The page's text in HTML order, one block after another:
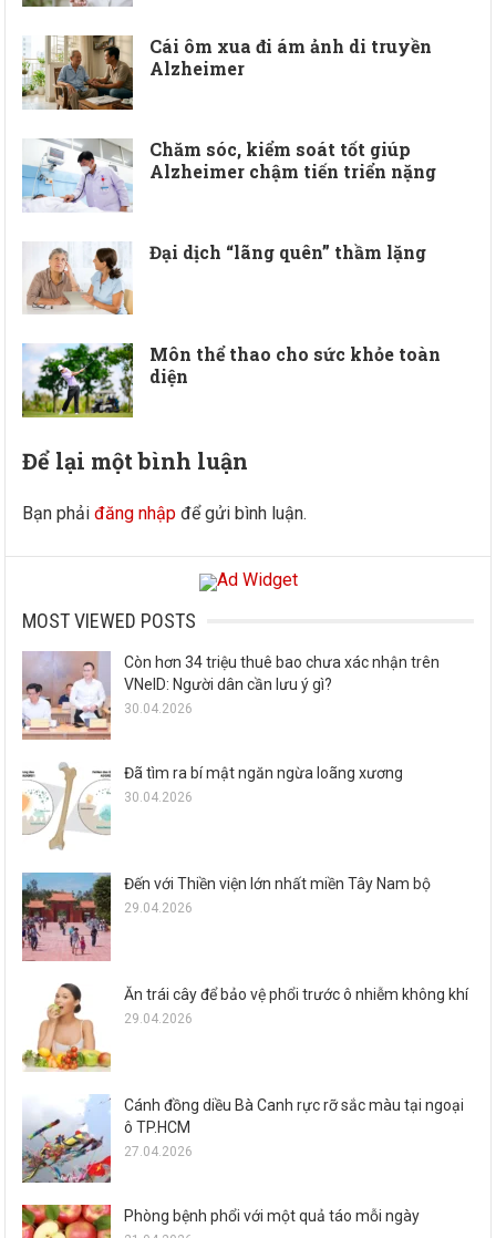
Cái ôm xua đi ám ảnh di truyền
Alzheimer
Chăm sóc, kiểm soát tốt giúp
Alzheimer chậm tiến triển nặng
Đại dịch “lãng quên” thầm lặng
Môn thể thao cho sức khỏe toàn
diện
Để lại một bình luận
Bạn phảiđăng nhập để gửi bình luận.
MOST VIEWED POSTS
Còn hơn 34 triệu thuê bao chưa xác nhận trên
VNeID: Người dân cần lưu ý gì?
30.04.2026
Đã tìm ra bí mật ngăn ngừa loãng xương
30.04.2026
Đến với Thiền viện lớn nhất miền Tây Nam bộ
29.04.2026
Ăn trái cây để bảo vệ phổi trước ô nhiễm không khí
29.04.2026
Cánh đồng diều Bà Canh rực rỡ sắc màu tại ngoại
ô TP.HCM
27.04.2026
Phòng bệnh phổi với một quả táo mỗi ngày